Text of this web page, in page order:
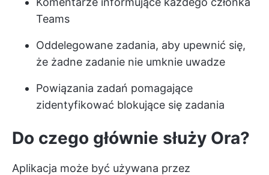
Teams
Oddelegowane zadania, aby upewnić się,
że żadne zadanie nie umknie uwadze
Powiązania zadań pomagające
zidentyfikować blokujące się zadania
Do czego głównie służy Ora?
Aplikacja może być używana przez